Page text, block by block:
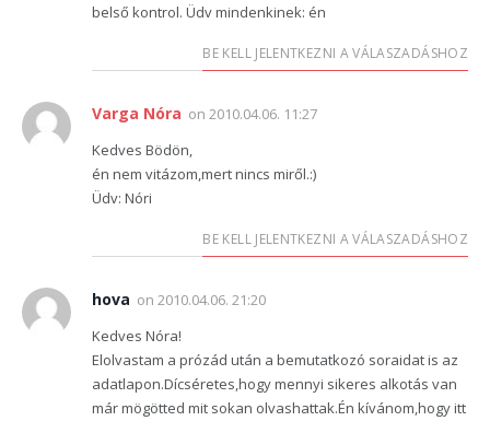
belső kontrol. Üdv mindenkinek: én
BE KELL JELENTKEZNI A VÁLASZADÁSHOZ
Varga Nóra on 2010.04.06. 11:27
Kedves Bödön,
én nem vitázom,mert nincs miről.:)
Üdv: Nóri
BE KELL JELENTKEZNI A VÁLASZADÁSHOZ
hova on 2010.04.06. 21:20
Kedves Nóra!
Elolvastam a prózád után a bemutatkozó soraidat is az
adatlapon.Dícséretes,hogy mennyi sikeres alkotás van
már mögötted mit sokan olvashattak.Én kívánom,hogy itt